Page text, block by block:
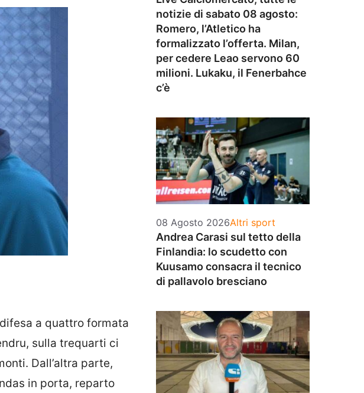
a quattro formata
sulla trequarti ci
Dall’altra parte,
in porta, reparto
notizie di sabato 08 agosto:
Romero, l’Atletico ha
formalizzato l’offerta. Milan,
per cedere Leao servono 60
milioni. Lukaku, il Fenerbahce
c’è
08 Agosto 2026Categorie
Altri sport
Andrea Carasi sul tetto della
Finlandia: lo scudetto con
Kuusamo consacra il tecnico
di pallavolo bresciano